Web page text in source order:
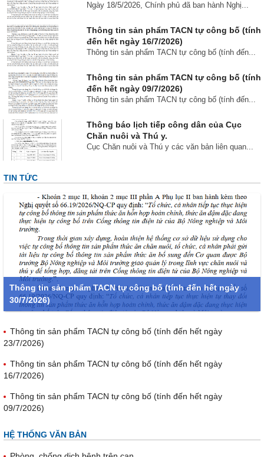
Ngày 18/5/2026, Chính phủ đã ban hành Nghị...
Thông tin sản phẩm TACN tự công bố (tính
đến hết ngày 16/7/2026)
Thông tin sản phẩm TACN tự công bố (tính đến...
Thông tin sản phẩm TACN tự công bố (tính
đến hết ngày 09/7/2026)
Thông tin sản phẩm TACN tự công bố (tính đến...
Thông báo lịch tiếp công dân của Cục
Chăn nuôi và Thú y.
Cục Chăn nuôi và Thú y các văn bản liên quan...
TIN TỨC
Thông tin sản phẩm TACN tự công bố (tính đến hết ngày
30/7/2026)
Thông tin sản phẩm TACN tự công bố (tính đến hết ngày
23/7/2026)
Thông tin sản phẩm TACN tự công bố (tính đến hết ngày
16/7/2026)
Thông tin sản phẩm TACN tự công bố (tính đến hết ngày
09/7/2026)
HỆ THỐNG VĂN BẢN